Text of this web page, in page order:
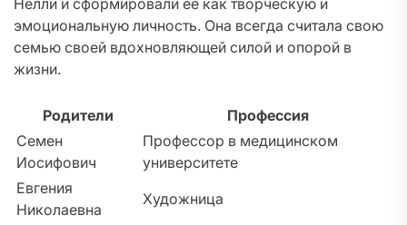
Нелли и сформировали ее как творческую и
эмоциональную личность. Она всегда считала свою
семью своей вдохновляющей силой и опорой в
жизни.
Родители
Профессия
Семен
Иосифович
Профессор в медицинском
университете
Евгения
Николаевна
Художница